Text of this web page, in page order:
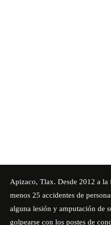
Apizaco, Tlax. Desde 2012 a la
menos 25 accidentes de
alguna lesión y amputación de
golpearse con los postes de